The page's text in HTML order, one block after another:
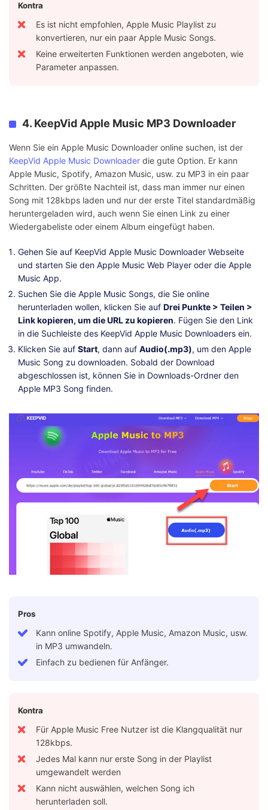
Kontra
Es ist nicht empfohlen, Apple Music Playlist zu
konvertieren, nur ein paar Apple Music Songs.
Keine erweiterten Funktionen werden angeboten, wie
Parameter anpassen.
4. KeepVid Apple Music MP3 Downloader
Wenn Sie ein Apple Music Downloader online suchen, ist der
KeepVid Apple Music Downloader die gute Option. Er kann
Apple Music, Spotify, Amazon Music, usw. zu MP3 in ein paar
Schritten. Der größte Nachteil ist, dass man immer nur einen
Song mit 128kbps laden und nur der erste Titel standardmäßig
heruntergeladen wird, auch wenn Sie einen Link zu einer
Wiedergabeliste oder einem Album eingefügt haben.
Gehen Sie auf KeepVid Apple Music Downloader Webseite
und starten Sie den Apple Music Web Player oder die Apple
Music App.
Suchen Sie die Apple Music Songs, die Sie online
herunterladen wollen, klicken Sie auf Drei Punkte > Teilen >
Link kopieren, um die URL zu kopieren. Fügen Sie den Link
in die Suchleiste des KeepVid Apple Music Downloaders ein.
Klicken Sie auf Start, dann auf Audio(.mp3), um den Apple
Music Song zu downloaden. Sobald der Download
abgeschlossen ist, können Sie in Downloads-Ordner den
Apple MP3 Song finden.
Pros
Kann online Spotify, Apple Music, Amazon Music, usw.
in MP3 umwandeln.
Einfach zu bedienen für Anfänger.
Kontra
Für Apple Music Free Nutzer ist die Klangqualität nur
128kbps.
Jedes Mal kann nur erste Song in der Playlist
umgewandelt werden
Kann nicht auswählen, welchen Song ich
herunterladen soll.